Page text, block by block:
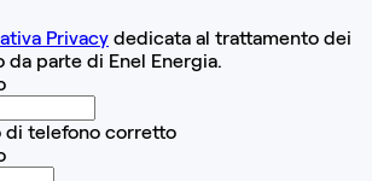
Privacy dedicata al trattamento dei
parte di Enel Energia.
di telefono corretto